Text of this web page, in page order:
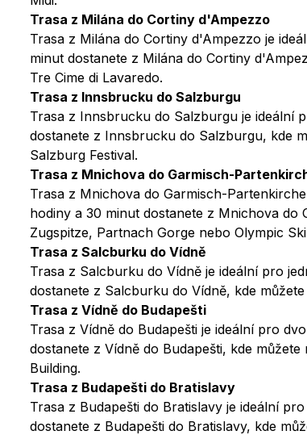
Trasa z Milána do Cortiny d'Ampezzo
Trasa z Milána do Cortiny d'Ampezzo je
minut dostanete z Milána do Cortiny
Tre Cime di Lavaredo.
Trasa z Innsbrucku do Salzburgu
Trasa z Innsbrucku do Salzburgu je ideální
dostanete z Innsbrucku do Salzburgu, kde
Salzburg Festival.
Trasa z Mnichova do Garmisch-
Trasa z Mnichova do Garmisch-
hodiny a 30 minut dostanete z Mnichova
Zugspitze, Partnach Gorge nebo Olympic
Trasa z Salcburku do Vídně
Trasa z Salcburku do Vídně je ideální pro
dostanete z Salcburku do Vídně, kde
Trasa z Vídně do Budapešti
Trasa z Vídně do Budapešti je ideální pro
dostanete z Vídně do Budapešti, kde
Building.
Trasa z Budapešti do Bratislavy
Trasa z Budapešti do Bratislavy je ideální
dostanete z Budapešti do Bratislavy, kde